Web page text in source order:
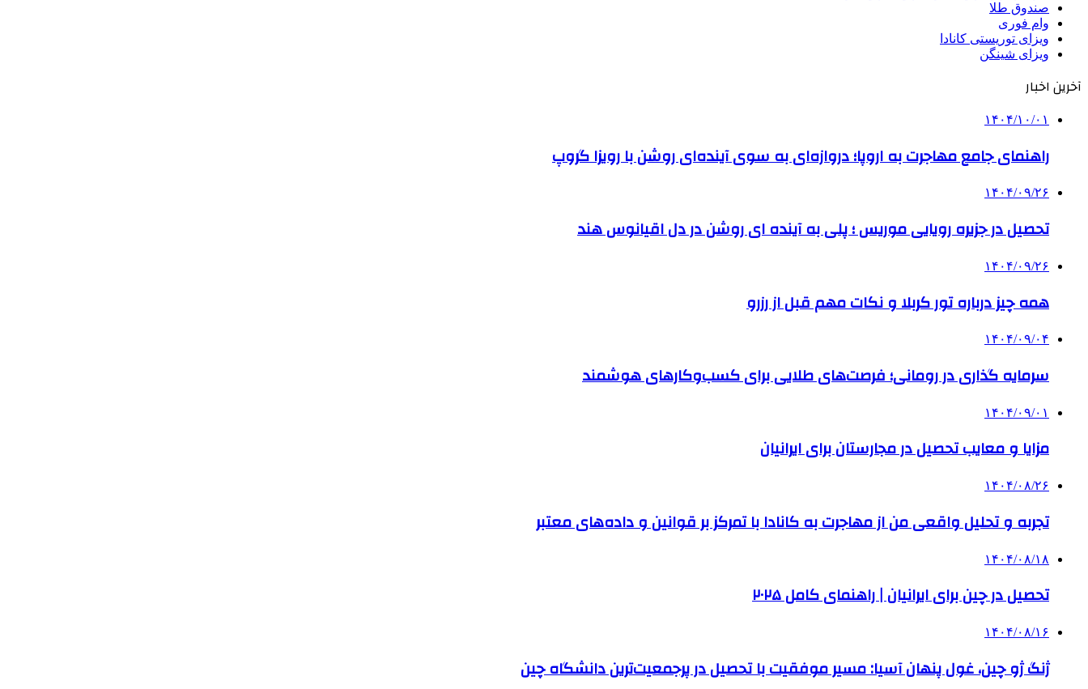
صندوق طلا
وام فوری
ویزای توریستی کانادا
ویزای شینگن
آخرین اخبار
۱۴۰۴/۱۰/۰۱
راهنمای جامع مهاجرت به اروپا؛ دروازه‌ای به سوی آینده‌ای روشن با رویزا گروپ
۱۴۰۴/۰۹/۲۶
تحصیل در جزیره رویایی موریس ؛ پلی به آینده ‌ای روشن در دل اقیانوس ‌هند
۱۴۰۴/۰۹/۲۶
همه چیز درباره تور کربلا و نکات مهم قبل از رزرو
۱۴۰۴/۰۹/۰۴
سرمایه گذاری در رومانی؛ فرصت‌های طلایی برای کسب‌وکارهای هوشمند
۱۴۰۴/۰۹/۰۱
مزایا و معایب تحصیل در مجارستان برای ایرانیان
۱۴۰۴/۰۸/۲۶
تجربه و تحلیل واقعی من از مهاجرت به کانادا با تمرکز بر قوانین و داده‌های معتبر
۱۴۰۴/۰۸/۱۸
تحصیل در چین برای ایرانیان | راهنمای کامل ۲۰۲۵
۱۴۰۴/۰۸/۱۶
ژنگ ژو چین، غول پنهان آسیا: مسیر موفقیت با تحصیل در پرجمعیت‌ترین دانشگاه چین